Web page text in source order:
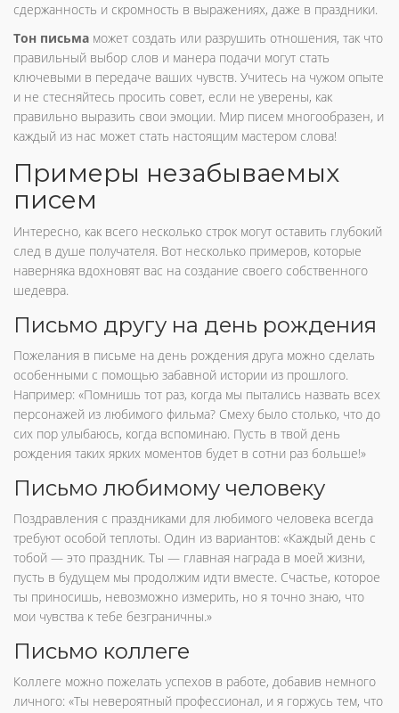
сдержанность и скромность в выражениях, даже в праздники.
Тон письма может создать или разрушить отношения, так что
правильный выбор слов и манера подачи могут стать
ключевыми в передаче ваших чувств. Учитесь на чужом опыте
и не стесняйтесь просить совет, если не уверены, как
правильно выразить свои эмоции. Мир писем многообразен, и
каждый из нас может стать настоящим мастером слова!
Примеры незабываемых
писем
Интересно, как всего несколько строк могут оставить глубокий
след в душе получателя. Вот несколько примеров, которые
наверняка вдохновят вас на создание своего собственного
шедевра.
Письмо другу на день рождения
Пожелания в письме на день рождения друга можно сделать
особенными с помощью забавной истории из прошлого.
Например: «Помнишь тот раз, когда мы пытались назвать всех
персонажей из любимого фильма? Смеху было столько, что до
сих пор улыбаюсь, когда вспоминаю. Пусть в твой день
рождения таких ярких моментов будет в сотни раз больше!»
Письмо любимому человеку
Поздравления с праздниками для любимого человека всегда
требуют особой теплоты. Один из вариантов: «Каждый день с
тобой — это праздник. Ты — главная награда в моей жизни,
пусть в будущем мы продолжим идти вместе. Счастье, которое
ты приносишь, невозможно измерить, но я точно знаю, что
мои чувства к тебе безграничны.»
Письмо коллеге
Коллеге можно пожелать успехов в работе, добавив немного
личного: «Ты невероятный профессионал, и я горжусь тем, что